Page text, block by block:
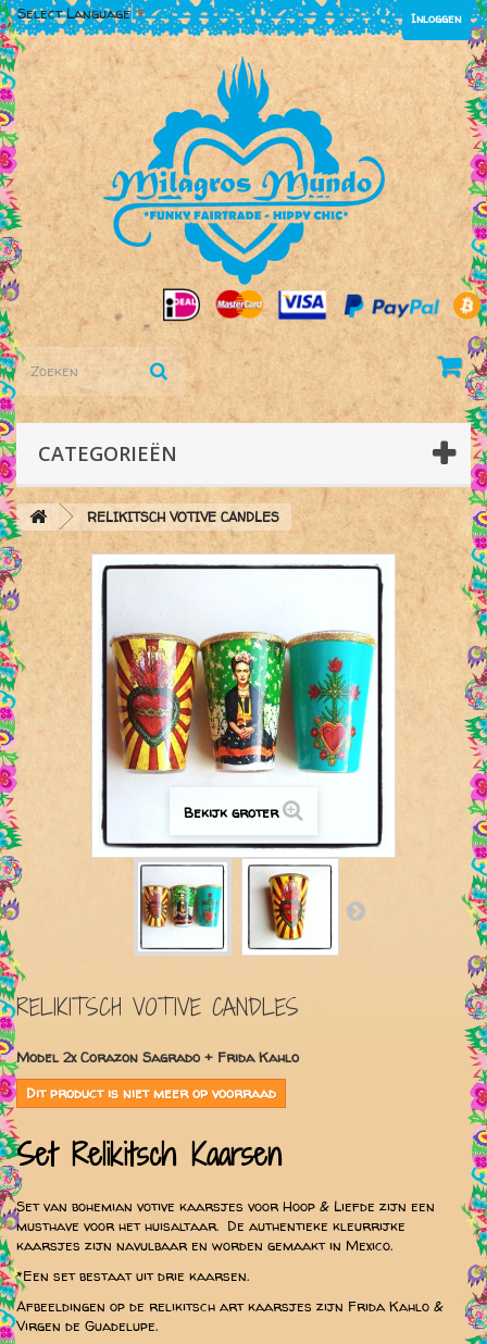
Inloggen
Select Language ▼
CATEGORIEËN
RELIKITSCH VOTIVE CANDLES
Bekijk groter
RELIKITSCH VOTIVE CANDLES
Model 2x Corazon Sagrado + Frida Kahlo
Dit product is niet meer op voorraad
Set Relikitsch Kaarsen
Set van bohemian votive kaarsjes voor Hoop & Liefde zijn een
musthave voor het huisaltaar. De authentieke kleurrijke
kaarsjes zijn navulbaar en worden gemaakt in Mexico.
*Een set bestaat uit drie kaarsen.
Afbeeldingen op de relikitsch art kaarsjes zijn Frida Kahlo &
Virgen de Guadelupe.